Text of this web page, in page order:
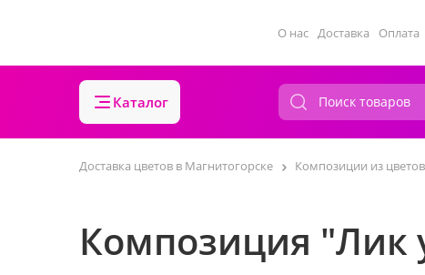
О нас Доставка Оплата
Каталог
Доставка цветов в Магнитогорске Композиции из цветов
Композиция "Лик